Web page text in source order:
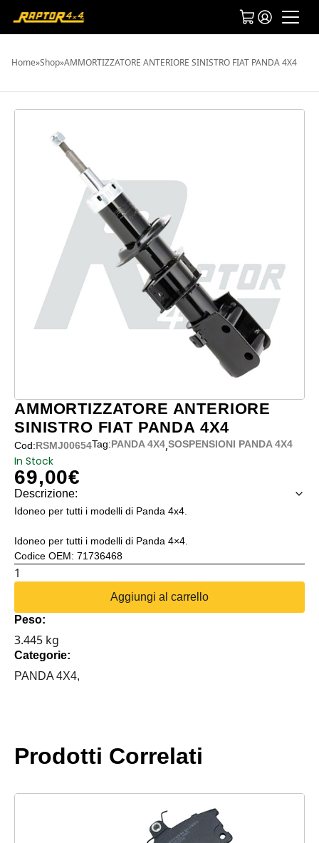
Home»Shop»AMMORTIZZATORE ANTERIORE SINISTRO FIAT PANDA 4X4
AMMORTIZZATORE ANTERIORE
SINISTRO FIAT PANDA 4X4
Cod:RSMJ00654Tag:PANDA 4X4,SOSPENSIONI PANDA 4X4
In Stock
69,00€
Descrizione:
Idoneo per tutti i modelli di Panda 4x4.
Idoneo per tutti i modelli di Panda 4×4.
Codice OEM: 71736468
AMMORTIZZATORE
FIAT
PANDA
4X4
quantità
Aggiungi al carrello
Peso:
3.445 kg
Categorie:
PANDA 4X4,
Prodotti Correlati